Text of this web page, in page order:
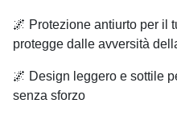
🌌 Protezione antiurto per il
protegge dalle avversità
🌌 Design leggero e sottile
senza sforzo